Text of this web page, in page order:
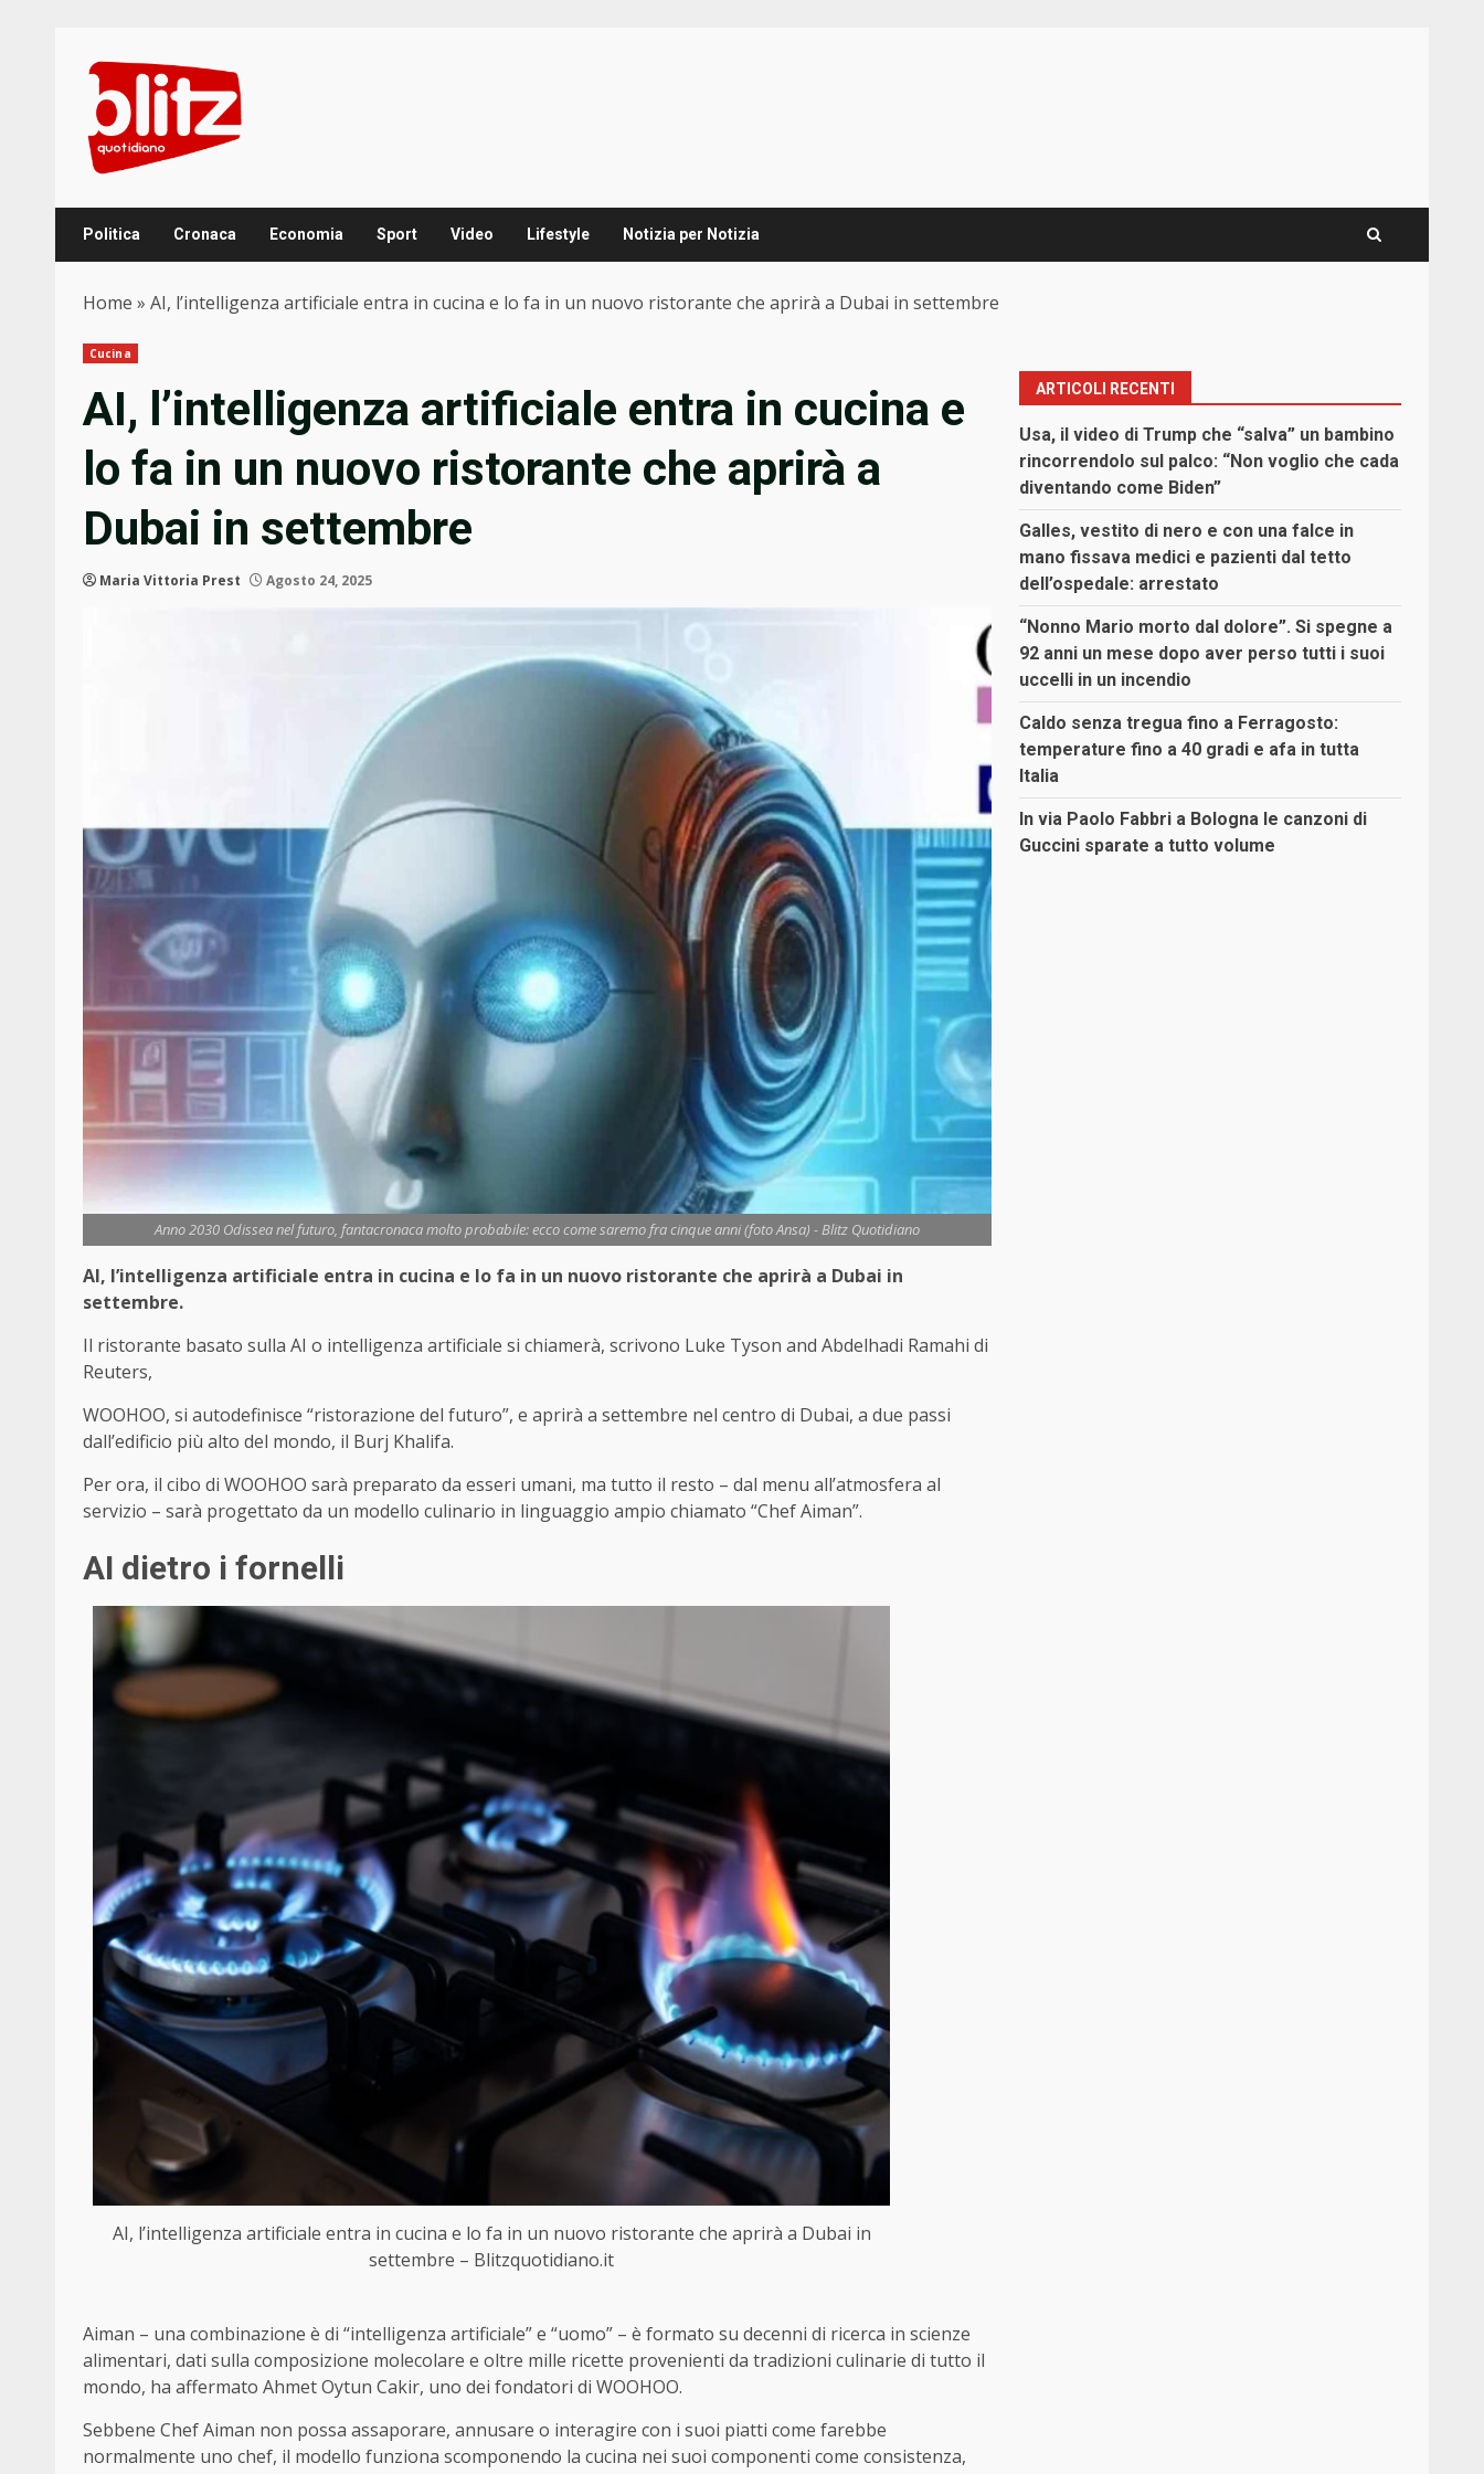
content
Politica Cronaca Economia Sport Video Lifestyle Notizia per Notizia
Home » AI, l’intelligenza artificiale entra in cucina e lo fa in un nuovo ristorante che aprirà a Dubai in settembre
Cucina
AI, l’intelligenza artificiale entra in cucina e
lo fa in un nuovo ristorante che aprirà a
Dubai in settembre
Maria Vittoria Prest Agosto 24, 2025
Anno 2030 Odissea nel futuro, fantacronaca molto probabile: ecco come saremo fra cinque anni (foto Ansa) - Blitz Quotidiano
AI, l’intelligenza artificiale entra in cucina e lo fa in un nuovo ristorante che aprirà a Dubai in
settembre.
Il ristorante basato sulla AI o intelligenza artificiale si chiamerà, scrivono Luke Tyson and Abdelhadi Ramahi di
Reuters,
WOOHOO, si autodefinisce “ristorazione del futuro”, e aprirà a settembre nel centro di Dubai, a due passi
dall’edificio più alto del mondo, il Burj Khalifa.
Per ora, il cibo di WOOHOO sarà preparato da esseri umani, ma tutto il resto – dal menu all’atmosfera al
servizio – sarà progettato da un modello culinario in linguaggio ampio chiamato “Chef Aiman”.
AI dietro i fornelli
AI, l’intelligenza artificiale entra in cucina e lo fa in un nuovo ristorante che aprirà a Dubai in
settembre – Blitzquotidiano.it
Aiman – una combinazione è di “intelligenza artificiale” e “uomo” – è formato su decenni di ricerca in scienze
alimentari, dati sulla composizione molecolare e oltre mille ricette provenienti da tradizioni culinarie di tutto il
mondo, ha affermato Ahmet Oytun Cakir, uno dei fondatori di WOOHOO.
Sebbene Chef Aiman non possa assaporare, annusare o interagire con i suoi piatti come farebbe
normalmente uno chef, il modello funziona scomponendo la cucina nei suoi componenti come consistenza,
ARTICOLI RECENTI
Usa, il video di Trump che “salva” un bambino
rincorrendolo sul palco: “Non voglio che cada
diventando come Biden”
Galles, vestito di nero e con una falce in
mano fissava medici e pazienti dal tetto
dell’ospedale: arrestato
“Nonno Mario morto dal dolore”. Si spegne a
92 anni un mese dopo aver perso tutti i suoi
uccelli in un incendio
Caldo senza tregua fino a Ferragosto:
temperature fino a 40 gradi e afa in tutta
Italia
In via Paolo Fabbri a Bologna le canzoni di
Guccini sparate a tutto volume